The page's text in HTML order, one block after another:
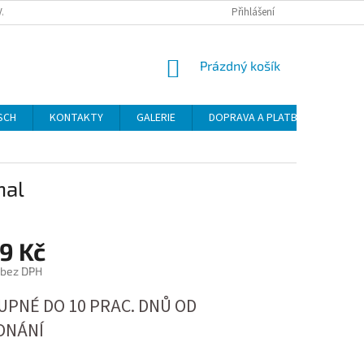
Přihlášení
NÁKUPNÍ
Prázdný košík
KONTAKTY GALERIE DOPRAVA A PLATBA
Kč
DPH
DO 10 PRAC. DNŮ OD